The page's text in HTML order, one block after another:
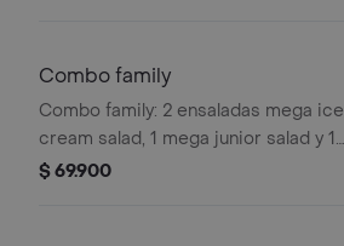
Combo family
Combo family: 2 ensaladas mega ice
cream salad, 1 mega junior salad y 1
jugo a elección. Incluye frutas como
$ 69.900